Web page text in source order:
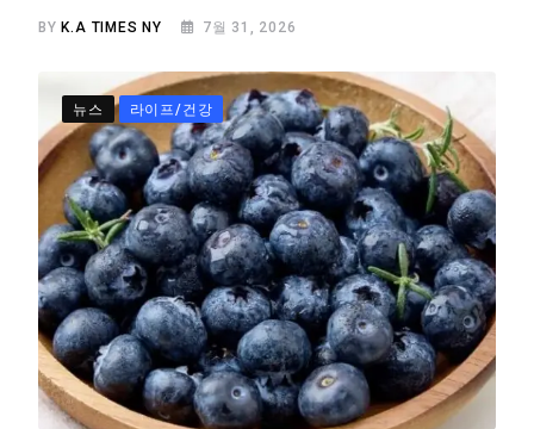
BY K.A TIMES NY 7월 31, 2026
뉴스 라이프/건강